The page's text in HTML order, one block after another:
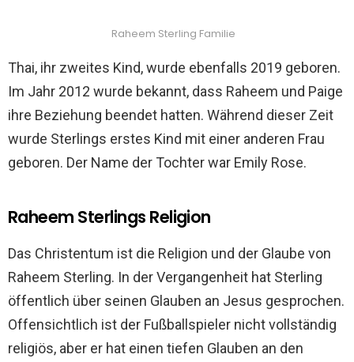
Raheem Sterling Familie
Thai, ihr zweites Kind, wurde ebenfalls 2019 geboren.
Im Jahr 2012 wurde bekannt, dass Raheem und Paige
ihre Beziehung beendet hatten. Während dieser Zeit
wurde Sterlings erstes Kind mit einer anderen Frau
geboren. Der Name der Tochter war Emily Rose.
Raheem Sterlings Religion
Das Christentum ist die Religion und der Glaube von
Raheem Sterling. In der Vergangenheit hat Sterling
öffentlich über seinen Glauben an Jesus gesprochen.
Offensichtlich ist der Fußballspieler nicht vollständig
religiös, aber er hat einen tiefen Glauben an den